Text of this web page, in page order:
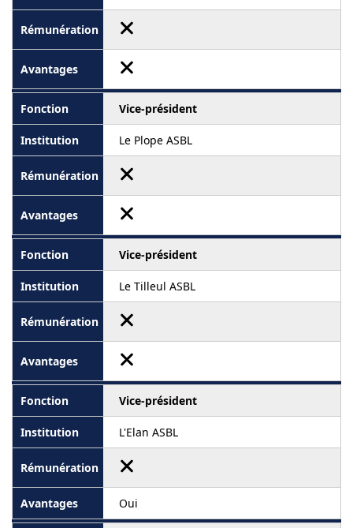
Vice-président
Le Plope ASBL
Vice-président
Le Tilleul ASBL
Vice-président
L'Elan ASBL
Oui